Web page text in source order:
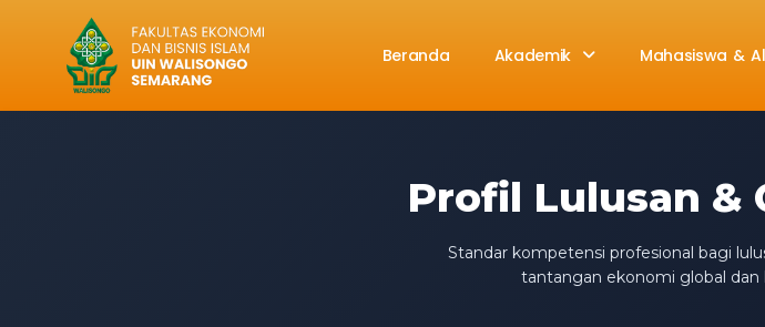
Beranda Akademik Mahasiswa &
Profil Lulusan &
Standar kompetensi profesional bagi
tantangan ekonomi global dan